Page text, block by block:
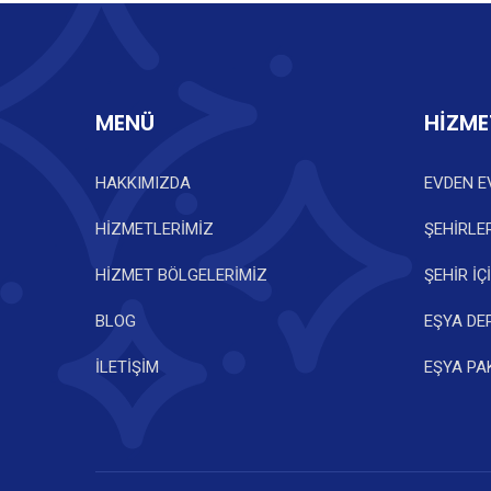
MENÜ
HAKKIMIZDA
HİZMETLERİMİZ
HİZMET BÖLGELERİMİZ
BLOG
İLETİŞİM
EVDEN
ŞEHİR
EŞYA
EŞYA